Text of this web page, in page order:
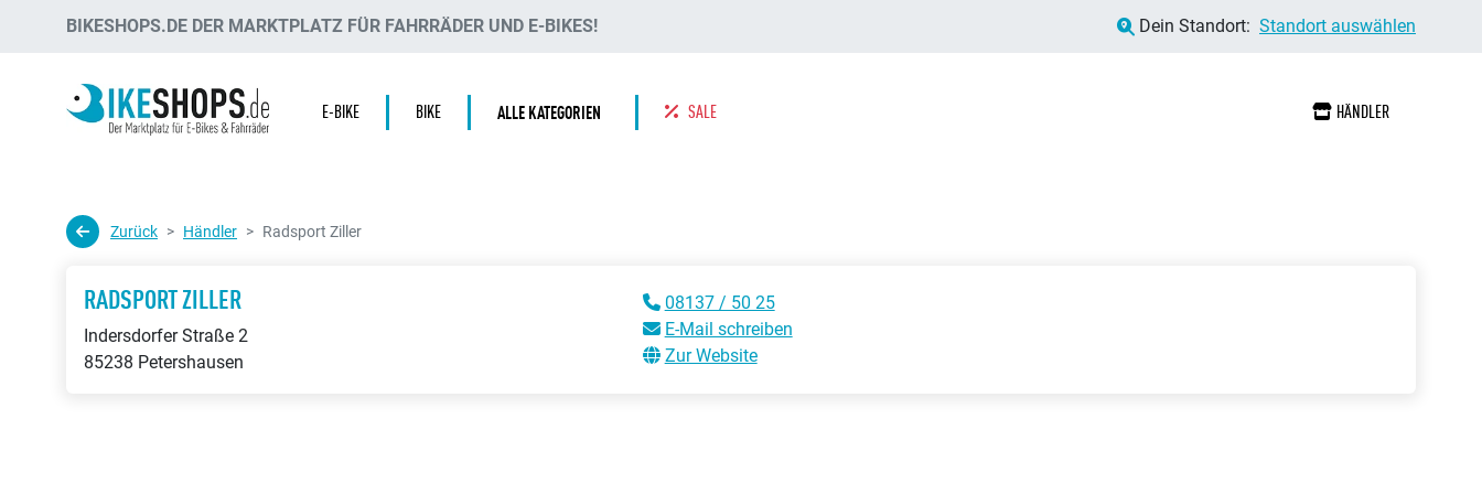
BIKESHOPS.DE DER MARKTPLATZ FÜR FAHRRÄDER UND E-BIKES! Dein Standort: Standort auswählen
E-BIKE BIKE ALLE KATEGORIEN SALE HÄNDLER
Zurück Händler Radsport Ziller
RADSPORT ZILLER
Indersdorfer Straße 2
85238 Petershausen
08137 / 50 25
E-Mail schreiben
Zur Website